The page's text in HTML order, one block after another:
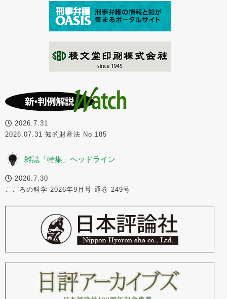
2026.7.31
2026.07.31 知的財産法 No.185
雑誌「特集」ヘッドライン
2026.7.30
こころの科学 2026年9月号 通巻 249号